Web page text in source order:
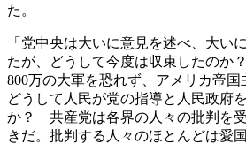
た。
「党中央は大いに意見を述べ、大い
たが、どうして今度は収束したのか
800万の大軍を恐れず、アメリカ帝国
どうして人民が党の指導と人民政府
か？ 共産党は各界の人々の批判を
きだ。批判する人々のほとんどは愛